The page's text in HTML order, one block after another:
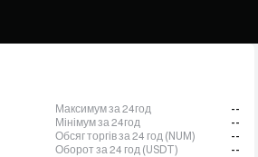
Максимум за 24год
--
Мінімум за 24год
--
Обсяг торгів за 24 год (NUM)
--
Оборот за 24 год (USDT)
--